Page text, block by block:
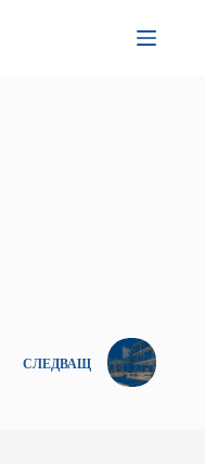
СЛЕДВАЩ